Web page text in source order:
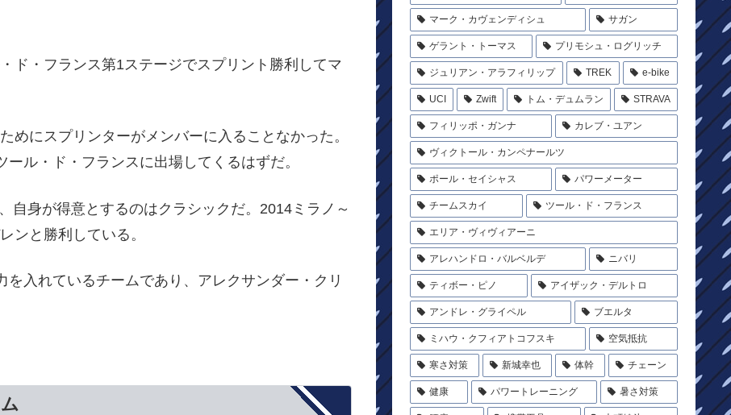
ド・フランス第1ステージでスプリント勝利してマ
めにスプリンターがメンバーに入ることなかった。
ル・ド・フランスに出場してくるはずだ。
自身が得意とするのはクラシックだ。2014ミラノ～
ンと勝利している。
入れているチームであり、アレクサンダー・クリ
マーク・カヴェンディシュ サガン
ゲラント・トーマス プリモシュ・ログリッチ
ジュリアン・アラフィリップ TREK e-bike
UCI Zwift トム・デュムラン STRAVA
フィリッポ・ガンナ カレブ・ユアン
ヴィクトール・カンペナールツ
ポール・セイシャス パワーメーター
チームスカイ ツール・ド・フランス
エリア・ヴィヴィアーニ
アレハンドロ・バルベルデ ニバリ
ティボー・ピノ アイザック・デルトロ
アンドレ・グライペル ブエルタ
ミハウ・クフィアトコフスキ 空気抵抗
寒さ対策 新城幸也 体幹 チェーン
健康 パワートレーニング 暑さ対策